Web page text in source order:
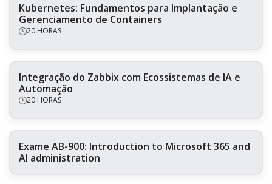
Kubernetes: Fundamentos para Implantação e
Gerenciamento de Containers
20 HORAS
Integração do Zabbix com Ecossistemas de IA e
Automação
20 HORAS
Exame AB-900: Introduction to Microsoft 365 and
AI administration